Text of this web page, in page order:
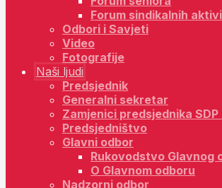
Forum sindikalnih
Odbori i Savjeti
Video
Fotografije
Naši ljudi
Predsjednik
Generalni sekretar
Zamjenici predsjednika SDP
Predsjedništvo
Glavni odbor
Rukovodstvo Glavnog
O Glavnom odboru
Nadzorni odbor